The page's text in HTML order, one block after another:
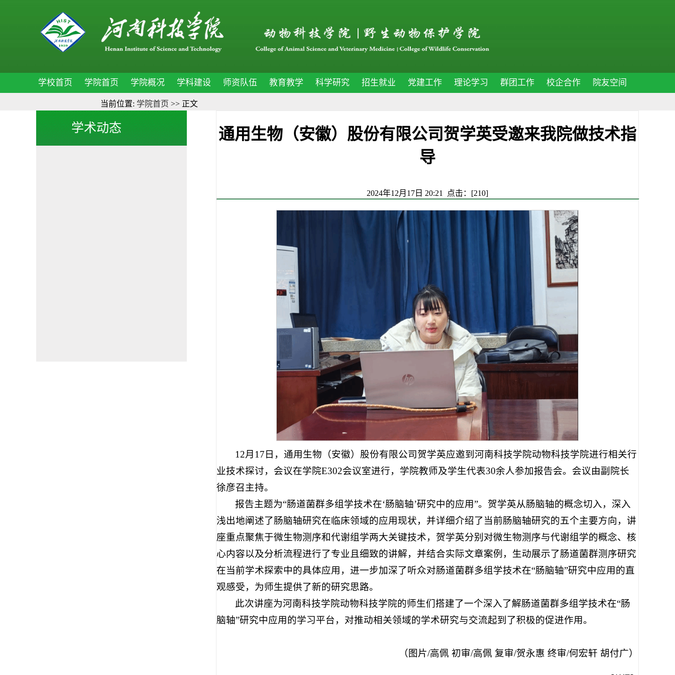
学校首页 学院首页 学院概况 学科建设 师资队伍 教育教学 科学研究 招生就业 党建工作 理论学习 群团工作 校企合作 院友空间
当前位置: 学院首页 >> 正文
学术动态
通用生物（安徽）股份有限公司贺学英受邀来我院做技术指
导
2024年12月17日 20:21 点击：[210]
12月17日，通用生物（安徽）股份有限公司贺学英应邀到河南科技学院动物科技学院进行相关行
业技术探讨，会议在学院E302会议室进行，学院教师及学生代表30余人参加报告会。会议由副院长
徐彦召主持。
报告主题为“肠道菌群多组学技术在‘肠脑轴’研究中的应用”。贺学英从肠脑轴的概念切入，深入
浅出地阐述了肠脑轴研究在临床领域的应用现状，并详细介绍了当前肠脑轴研究的五个主要方向，讲
座重点聚焦于微生物测序和代谢组学两大关键技术，贺学英分别对微生物测序与代谢组学的概念、核
心内容以及分析流程进行了专业且细致的讲解，并结合实际文章案例，生动展示了肠道菌群测序研究
在当前学术探索中的具体应用，进一步加深了听众对肠道菌群多组学技术在“肠脑轴”研究中应用的直
观感受，为师生提供了新的研究思路。
此次讲座为河南科技学院动物科技学院的师生们搭建了一个深入了解肠道菌群多组学技术在“肠
脑轴”研究中应用的学习平台，对推动相关领域的学术研究与交流起到了积极的促进作用。
（图片/高佩 初审/高佩 复审/贺永惠 终审/何宏轩 胡付广）